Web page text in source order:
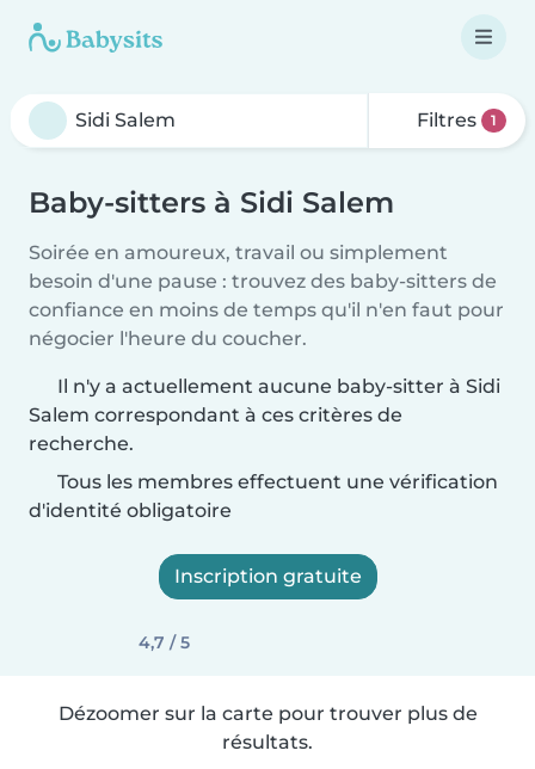
Filtres 1
Baby-sitters à Sidi Salem
Soirée en amoureux, travail ou simplement
besoin d'une pause : trouvez des baby-sitters de
confiance en moins de temps qu'il n'en faut pour
négocier l'heure du coucher.
Il n'y a actuellement aucune baby-sitter à Sidi
Salem correspondant à ces critères de
recherche.
Tous les membres effectuent une vérification
d'identité obligatoire
Inscription gratuite
4,7 / 5
Dézoomer sur la carte pour trouver plus de
résultats.